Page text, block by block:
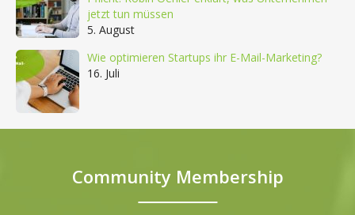
jetzt tun müssen
5. August
Wie optimieren Startups ihr E-Mail-Marketing?
16. Juli
Community Membership